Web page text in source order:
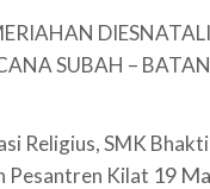
SUBAH –
Religius, SMK
Pesantren Kilat 19